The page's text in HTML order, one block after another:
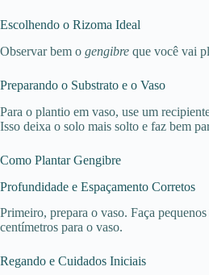
Escolhendo o Rizoma Ideal
Observar bem o gengibre que você vai
Preparando o Substrato e o Vaso
Para o plantio em vaso, use um
Isso deixa o solo mais solto e faz bem
Como Plantar Gengibre
Profundidade e Espaçamento Corretos
Primeiro, prepara o vaso. Faça
centímetros para o vaso.
Regando e Cuidados Iniciais